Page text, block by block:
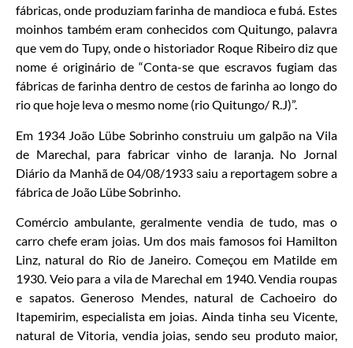
fábricas, onde produziam farinha de mandioca e fubá. Estes
moinhos também eram conhecidos com Quitungo, palavra
que vem do Tupy, onde o historiador Roque Ribeiro diz que
nome é originário de “Conta-se que escravos fugiam das
fábricas de farinha dentro de cestos de farinha ao longo do
rio que hoje leva o mesmo nome (rio Quitungo/ R.J)”.
Em 1934 João Lübe Sobrinho construiu um galpão na Vila
de Marechal, para fabricar vinho de laranja. No Jornal
Diário da Manhã de 04/08/1933 saiu a reportagem sobre a
fábrica de João Lübe Sobrinho.
Comércio ambulante, geralmente vendia de tudo, mas o
carro chefe eram joias. Um dos mais famosos foi Hamilton
Linz, natural do Rio de Janeiro. Começou em Matilde em
1930. Veio para a vila de Marechal em 1940. Vendia roupas
e sapatos. Generoso Mendes, natural de Cachoeiro do
Itapemirim, especialista em joias. Ainda tinha seu Vicente,
natural de Vitoria, vendia joias, sendo seu produto maior,